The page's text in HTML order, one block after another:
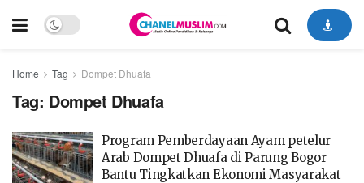
Home Tag Dompet Dhuafa
Tag: Dompet Dhuafa
Program Pemberdayaan Ayam petelur
Arab Dompet Dhuafa di Parung Bogor
Bantu Tingkatkan Ekonomi Masyarakat